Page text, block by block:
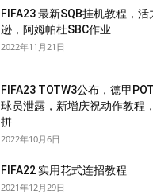
FIFA23 最新SQB挂机教程，
逊，阿姆帕杜SBC作业
2022年11月21日
FIFA23 TOTW3公布，德甲
球员泄露，新增庆祝动作教程
拼
2022年10月6日
FIFA22 实用花式连招教程
2021年12月29日